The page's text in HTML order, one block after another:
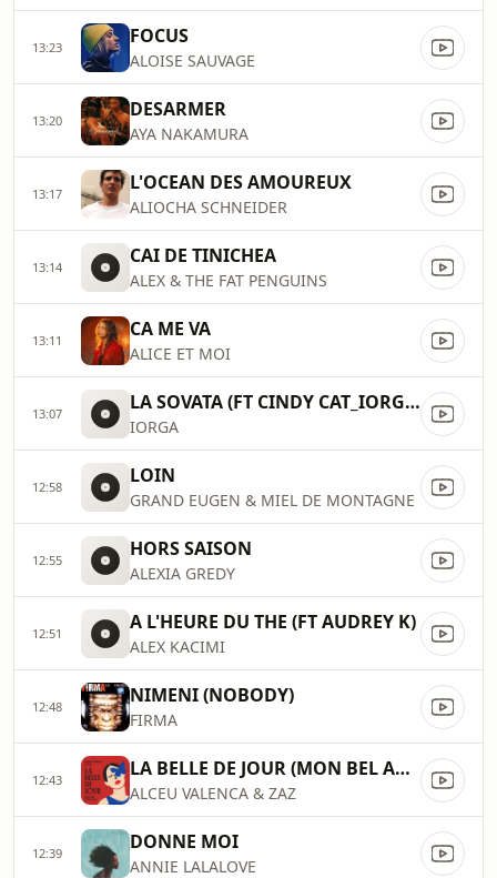
13:23 FOCUS
ALOISE SAUVAGE
13:20 DESARMER
AYA NAKAMURA
13:17 L'OCEAN DES AMOUREUX
ALIOCHA SCHNEIDER
13:14 CAI DE TINICHEA
ALEX & THE FAT PENGUINS
13:11 CA ME VA
ALICE ET MOI
13:07 LA SOVATA (FT CINDY CAT_IORGA REMIX)
IORGA
12:58 LOIN
GRAND EUGEN & MIEL DE MONTAGNE
12:55 HORS SAISON
ALEXIA GREDY
12:51 A L'HEURE DU THE (FT AUDREY K)
ALEX KACIMI
12:48 NIMENI (NOBODY)
FIRMA
12:43 LA BELLE DE JOUR (MON BEL AMOUREUX)
ALCEU VALENCA & ZAZ
12:39 DONNE MOI
ANNIE LALALOVE